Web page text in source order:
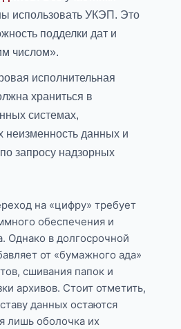
использовать УКЭП. Это
подделки дат и
числом».
исполнительная
храниться в
системах,
неизменность данных и
запросу надзорных
на «цифру» требует
обеспечения и
Однако в долгосрочной
от «бумажного ада»
сшивания папок и
архивов. Стоит отметить,
данных остаются
лишь оболочка их